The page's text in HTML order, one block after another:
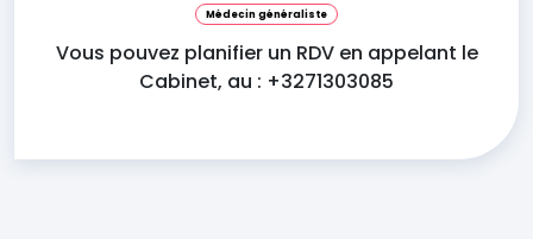
Médecin généraliste
Vous pouvez planifier un RDV en appelant le
Cabinet, au : +3271303085